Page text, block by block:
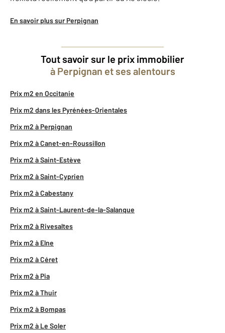
En savoir plus sur Perpignan
Tout savoir sur le prix immobilier
à Perpignan et ses alentours
Prix m2 en Occitanie
Prix m2 dans les Pyrénées-Orientales
Prix m2 à Perpignan
Prix m2 à Canet-en-Roussillon
Prix m2 à Saint-Estève
Prix m2 à Saint-Cyprien
Prix m2 à Cabestany
Prix m2 à Saint-Laurent-de-la-Salanque
Prix m2 à Rivesaltes
Prix m2 à Elne
Prix m2 à Céret
Prix m2 à Pia
Prix m2 à Thuir
Prix m2 à Bompas
Prix m2 à Le Soler